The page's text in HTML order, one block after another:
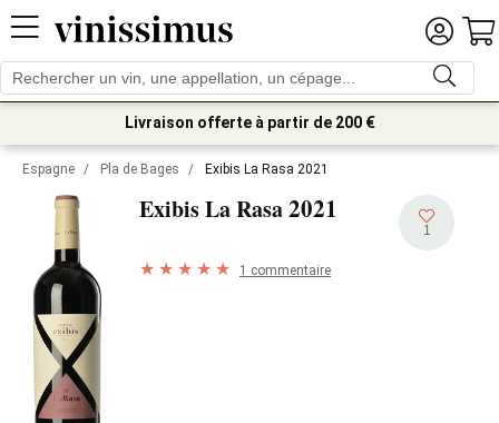
Livraison offerte à partir de 200 €
Espagne / Pla de Bages / Exibis La Rasa 2021
Exibis La Rasa2021
1
1 commentaire